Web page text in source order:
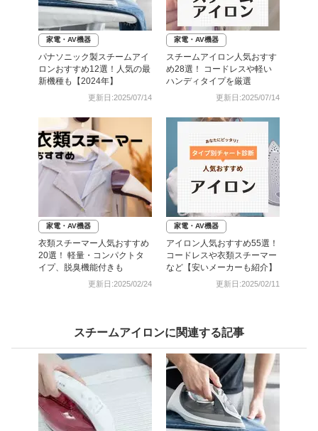
家電・AV機器
パナソニック製スチームアイ
ロンおすすめ12選！人気の最
新機種も【2024年】
更新日:2025/07/14
家電・AV機器
スチームアイロン人気おすす
め28選！ コードレスや軽い
ハンディタイプを厳選
更新日:2025/07/14
家電・AV機器
衣類スチーマー人気おすすめ
20選！ 軽量・コンパクトタ
イプ、脱臭機能付きも
更新日:2025/02/24
家電・AV機器
アイロン人気おすすめ55選！
コードレスや衣類スチーマー
など【安いメーカーも紹介】
更新日:2025/02/11
スチームアイロンに関連する記事